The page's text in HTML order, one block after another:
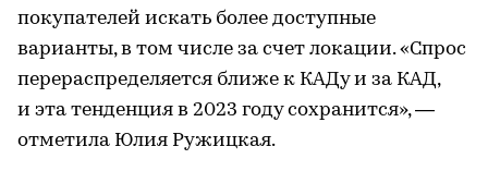
покупателей искать более доступные
варианты, в том числе за счет локации. «Спрос
перераспределяется ближе к КАДу и за КАД,
и эта тенденция в 2023 году сохранится», —
отметила Юлия Ружицкая.